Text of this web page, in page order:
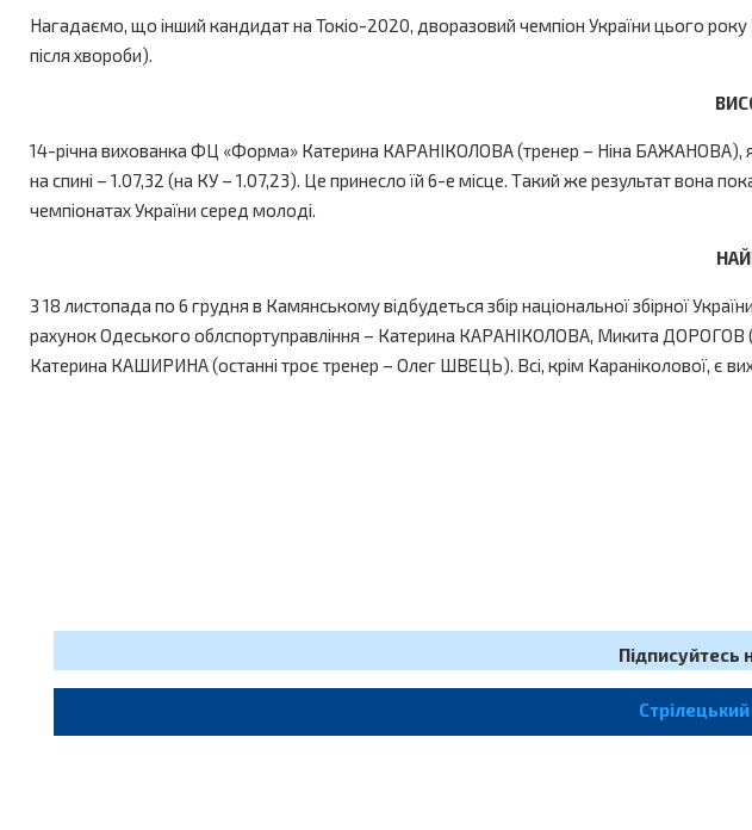
Нагадаємо, що інший кандидат на Токіо-2020, дворазовий чемпіон України цього
після хвороби).
14-річна вихованка ФЦ «Форма» Катерина КАРАНІКОЛОВА (тренер – Ніна БАЖАНОВА),
на спині – 1.07,32 (на КУ – 1.07,23). Це принесло їй 6-е місце. Такий же результат вона
чемпіонатах України серед молоді.
З 18 листопада по 6 грудня в Камянському відбудеться збір національної збірної
рахунок Одеського облспортуправління – Катерина КАРАНІКОЛОВА, Микита
Катерина КАШИРИНА (останні троє тренер – Олег ШВЕЦЬ). Всі, крім Караніколової,
Підписуйтесь